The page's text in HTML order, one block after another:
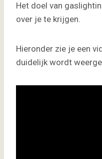
Het doel van
over je te krijgen.
Hieronder zie je een
duidelijk wordt